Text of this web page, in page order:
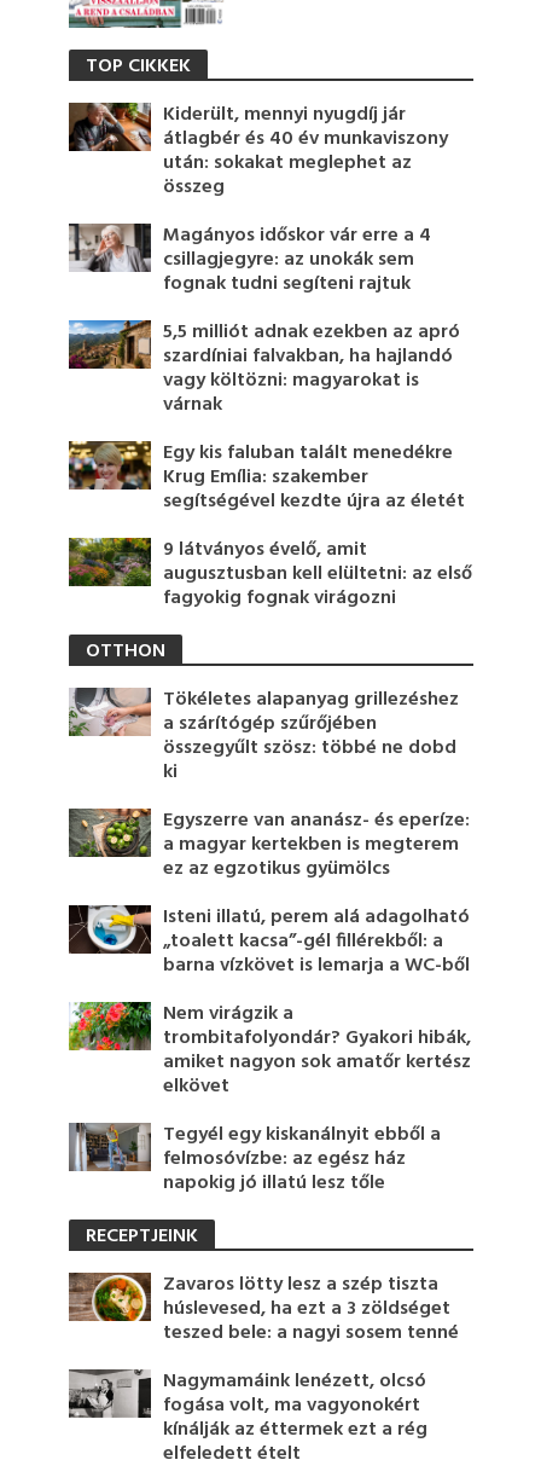
TOP CIKKEK
Kiderült, mennyi nyugdíj jár
átlagbér és 40 év munkaviszony
után: sokakat meglephet az
összeg
Magányos időskor vár erre a 4
csillagjegyre: az unokák sem
fognak tudni segíteni rajtuk
5,5 milliót adnak ezekben az apró
szardíniai falvakban, ha hajlandó
vagy költözni: magyarokat is
várnak
Egy kis faluban talált menedékre
Krug Emília: szakember
segítségével kezdte újra az életét
9 látványos évelő, amit
augusztusban kell elültetni: az első
fagyokig fognak virágozni
OTTHON
Tökéletes alapanyag grillezéshez
a szárítógép szűrőjében
összegyűlt szösz: többé ne dobd
ki
Egyszerre van ananász- és eperíze:
a magyar kertekben is megterem
ez az egzotikus gyümölcs
Isteni illatú, perem alá adagolható
„toalett kacsa”-gél fillérekből: a
barna vízkövet is lemarja a WC-ből
Nem virágzik a
trombitafolyondár? Gyakori hibák,
amiket nagyon sok amatőr kertész
elkövet
Tegyél egy kiskanálnyit ebből a
felmosóvízbe: az egész ház
napokig jó illatú lesz tőle
RECEPTJEINK
Zavaros lötty lesz a szép tiszta
húslevesed, ha ezt a 3 zöldséget
teszed bele: a nagyi sosem tenné
Nagymamáink lenézett, olcsó
fogása volt, ma vagyonokért
kínálják az éttermek ezt a rég
elfeledett ételt